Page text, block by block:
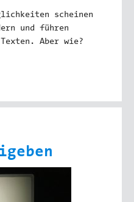
scheinen
und führen
Aber wie?